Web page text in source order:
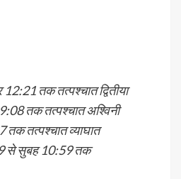
12:21 तक तत्पश्चात द्वितीया
तक तत्पश्चात अश्विनी
तत्पश्चात व्याघात
से सुबह 10:59 तक